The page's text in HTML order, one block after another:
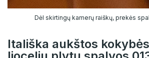
Dėl skirtingų kamerų raiškų, prekės
Itališka aukštos